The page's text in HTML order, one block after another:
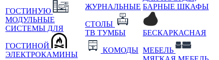
ГОСТИНУЮ
МОДУЛЬНЫЕ
СИСТЕМЫ ДЛЯ
ГОСТИНОЙ
ЭЛЕКТРОКАМИНЫ
ЖУРНАЛЬНЫЕ
СТОЛЫ
ТВ ТУМБЫ
КОМОДЫ
БАРНЫЕ ШКАФЫ
БЕСКАРКАСНАЯ
МЕБЕЛЬ